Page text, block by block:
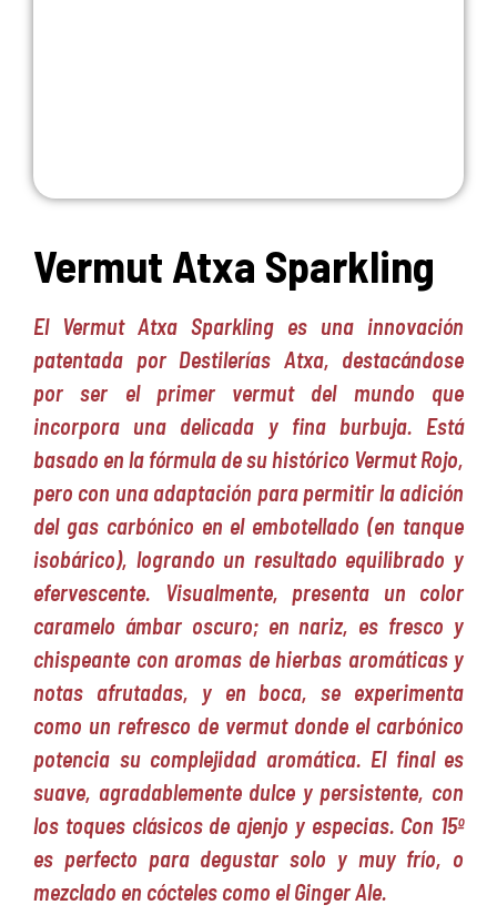
Vermut Atxa Sparkling
El Vermut Atxa Sparkling es una innovación
patentada por Destilerías Atxa, destacándose
por ser el primer vermut del mundo que
incorpora una delicada y fina burbuja. Está
basado en la fórmula de su histórico Vermut Rojo,
pero con una adaptación para permitir la adición
del gas carbónico en el embotellado (en tanque
isobárico), logrando un resultado equilibrado y
efervescente. Visualmente, presenta un color
caramelo ámbar oscuro; en nariz, es fresco y
chispeante con aromas de hierbas aromáticas y
notas afrutadas, y en boca, se experimenta
como un refresco de vermut donde el carbónico
potencia su complejidad aromática. El final es
suave, agradablemente dulce y persistente, con
los toques clásicos de ajenjo y especias. Con 15º
es perfecto para degustar solo y muy frío, o
mezclado en cócteles como el Ginger Ale.